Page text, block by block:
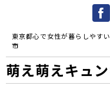
東京都心で女性が暮らしやす
市
萌え萌えキュ